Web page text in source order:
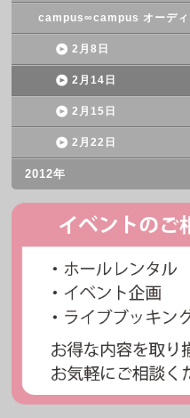
campus∞campus オーディ
2月8日
2月14日
2月15日
2月22日
2012年